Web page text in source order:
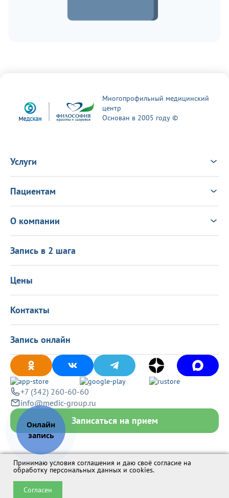
Многопрофильный медицинский
центр
Основан в 2005 году ©
Услуги
Врачи
Консультация Онлайн
Выезд врача на дом
Пациентам
Новости
Политика в области качества
Подарочные сертификаты
Программа лояльности
О компании
Информация для пациентов
Лицензиии
Вакансии
Политика конфиденциальности
Запись в 2 шага
Цены
Контакты
Запись онлайн
+7 (342) 260-60-60
info@medic-group.ru
Записаться на прием
Принимаю условия соглашения и даю своё согласие на
обработку персональных данных и cookies.
Согласен